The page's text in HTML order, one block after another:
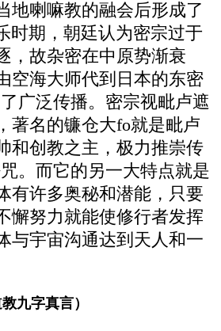
地喇嘛教的融会后形成了
时期，朝廷认为密宗过于
，故杂密在中原势渐衰
空海大师代到日本的东密
广泛传播。密宗视毗卢遮
著名的镰仓大fo就是毗卢
和创教之主，极力推崇传
。而它的另一大特点就是
有许多奥秘和潜能，只要
懈努力就能使修行者发挥
与宇宙沟通达到天人和一
九字真言）